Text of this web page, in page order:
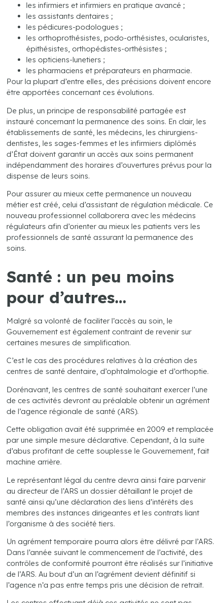
les infirmiers et infirmiers en pratique avancé ;
les assistants dentaires ;
les pédicures-podologues ;
les orthoprothésistes, podo-orthésistes, ocularistes,
épithésistes, orthopédistes-orthésistes ;
les opticiens-lunetiers ;
les pharmaciens et préparateurs en pharmacie.
Pour la plupart d’entre elles, des précisions doivent encore
être apportées concernant ces évolutions.
De plus, un principe de responsabilité partagée est
instauré concernant la permanence des soins. En clair, les
établissements de santé, les médecins, les chirurgiens-
dentistes, les sages-femmes et les infirmiers diplômés
d’État doivent garantir un accès aux soins permanent
indépendamment des horaires d’ouvertures prévus pour la
dispense de leurs soins.
Pour assurer au mieux cette permanence un nouveau
métier est créé, celui d’assistant de régulation médicale. Ce
nouveau professionnel collaborera avec les médecins
régulateurs afin d’orienter au mieux les patients vers les
professionnels de santé assurant la permanence des
soins.
Santé : un peu moins
pour d’autres…
Malgré sa volonté de faciliter l’accès au soin, le
Gouvernement est également contraint de revenir sur
certaines mesures de simplification.
C’est le cas des procédures relatives à la création des
centres de santé dentaire, d’ophtalmologie et d’orthoptie.
Dorénavant, les centres de santé souhaitant exercer l’une
de ces activités devront au préalable obtenir un agrément
de l’agence régionale de santé (ARS).
Cette obligation avait été supprimée en 2009 et remplacée
par une simple mesure déclarative. Cependant, à la suite
d’abus profitant de cette souplesse le Gouvernement, fait
machine arrière.
Le représentant légal du centre devra ainsi faire parvenir
au directeur de l’ARS un dossier détaillant le projet de
santé ainsi qu’une déclaration des liens d’intérêts des
membres des instances dirigeantes et les contrats liant
l’organisme à des société tiers.
Un agrément temporaire pourra alors être délivré par l’ARS.
Dans l’année suivant le commencement de l’activité, des
contrôles de conformité pourront être réalisés sur l’initiative
de l’ARS. Au bout d’un an l’agrément devient définitif si
l’agence n’a pas entre temps pris une décision de retrait.